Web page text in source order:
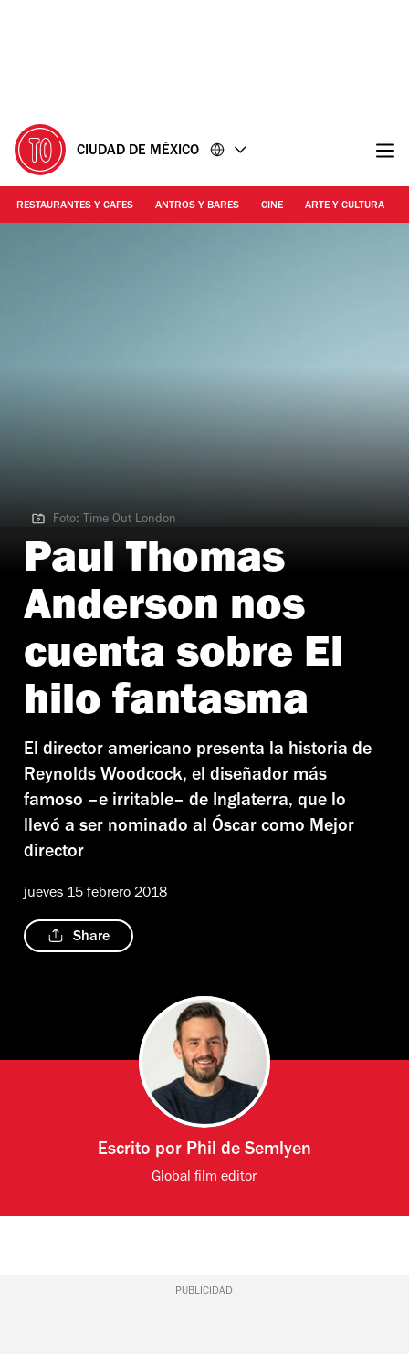
CIUDAD DE MÉXICO
RESTAURANTES Y CAFES ANTROS Y BARES CINE ARTE Y CULTURA
Foto: Time Out London
Foto: Time Out London
Paul Thomas
Anderson nos
cuenta sobre El
hilo fantasma
El director americano presenta la historia de
Reynolds Woodcock, el diseñador más
famoso –e irritable– de Inglaterra, que lo
llevó a ser nominado al Óscar como Mejor
director
jueves 15 febrero 2018
Share
Escrito por Phil de Semlyen
Global film editor
PUBLICIDAD